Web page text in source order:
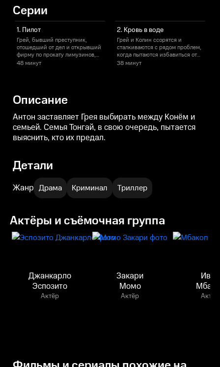
Серии
1. Пилот
Грей, бывший преступник,
отошедший от дел и открывший
фирму по прокату лимузинов,
тем не менее соглашается
идет не по плану.
48 минут
2. Кровь в воде
Грей и Колин ссорятся и
сталкиваются с рядом проблем,
когда пытаются избавиться от
трупа. Жена и дочь Грея
38 минут
Описание
Антон заставляет Грея выбирать между Конём и
семьей. Семья Тонгай, в свою очередь, пытается
выяснить, кто их предал.
Детали
Жанр Драма Криминал Триллер
Актёры и съёмочная группа
Джанкарло
Эспозито
Актёр
Закари
Момо
Актёр
Иван
Актёр